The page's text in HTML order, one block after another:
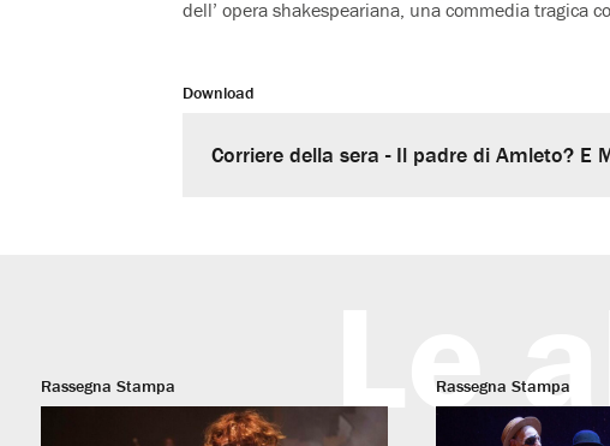
dell’ opera shakespeariana, una commedia tragica
Download
Corriere della sera - Il padre di Amleto? E
Le
Rassegna Stampa Rassegna Stampa